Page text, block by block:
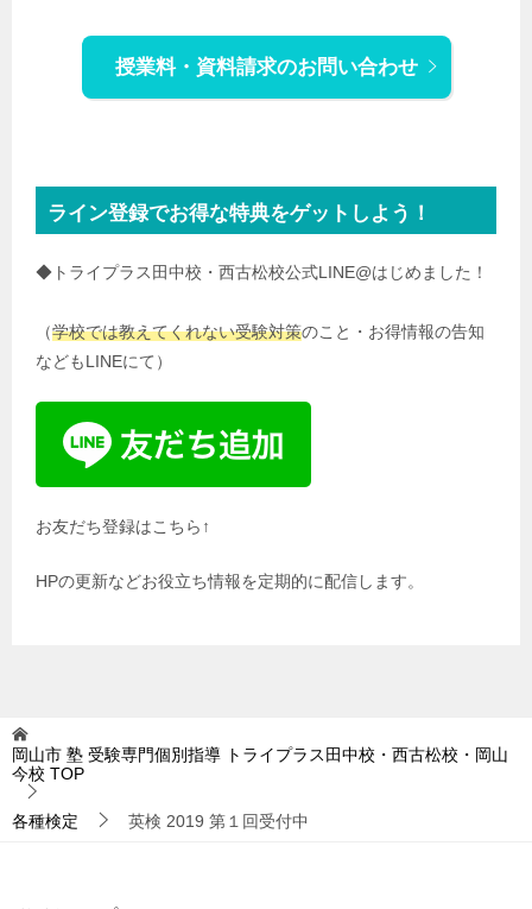
授業料・資料請求のお問い合わせ
ライン登録でお得な特典をゲットしよう！
◆トライプラス田中校・西古松校公式LINE@はじめました！
（学校では教えてくれない受験対策のこと・お得情報の告知
などもLINEにて）
お友だち登録はこちら↑
HPの更新などお役立ち情報を定期的に配信します。
岡山市 塾 受験専門個別指導 トライプラス田中校・西古松校・岡山
今校 TOP
各種検定 英検 2019 第１回受付中